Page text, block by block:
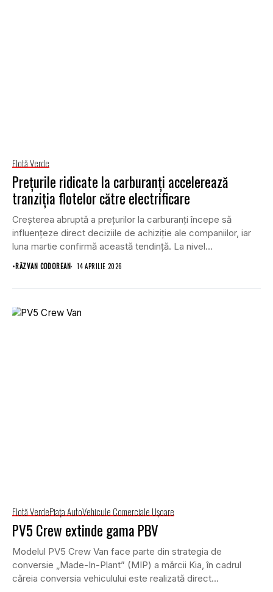
Flotă Verde
Prețurile ridicate la carburanți accelerează
tranziția flotelor către electrificare
Creșterea abruptă a prețurilor la carburanți începe să
influențeze direct deciziile de achiziție ale companiilor, iar
luna martie confirmă această tendință. La nivel...
•RĂZVAN CODOREAN 14 APRILIE 2026
Flotă VerdePiaţa AutoVehicule Comerciale Uşoare
PV5 Crew extinde gama PBV
Modelul PV5 Crew Van face parte din strategia de
conversie „Made-In-Plant” (MIP) a mărcii Kia, în cadrul
căreia conversia vehiculului este realizată direct...